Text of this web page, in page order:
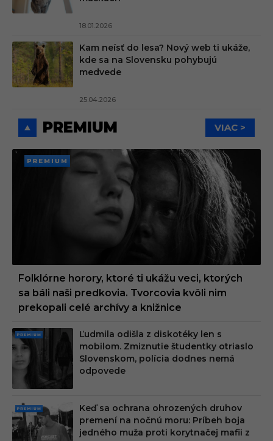
18.01.2026
Kam neísť do lesa? Nový web ti ukáže,
kde sa na Slovensku pohybujú
medvede
25.04.2026
PREMIUM VIAC >
PREMI
Folklórne horory, ktoré ti ukážu veci, ktorých
sa báli naši predkovia. Tvorcovia kvôli nim
prekopali celé archívy a knižnice
PRE
MIU
M
Ľudmila odišla z diskotéky len s
mobilom. Zmiznutie študentky otriaslo
Slovenskom, polícia dodnes nemá
odpovede
PRE
MIU
Keď sa ochrana ohrozených druhov
premení na nočnú moru: Príbeh boja
jedného muža proti korytnačej mafii z